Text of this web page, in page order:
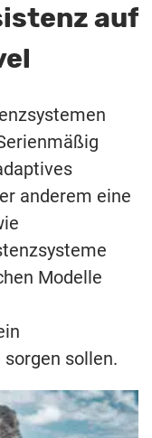
auf
anderem eine
Modelle
sollen.